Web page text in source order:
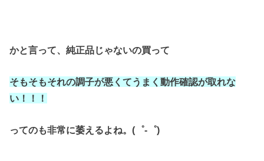
かと言って、純正品じゃないの買って
そもそもそれの調子が悪くてうまく動作確認が取れな
い！！！
ってのも非常に萎えるよね。(゜-゜)